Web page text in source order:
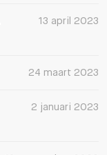
13 april 2023
24 maart 2023
2 januari 2023